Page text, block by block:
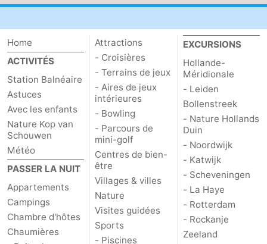
Home
ACTIVITÉS
Station Balnéaire
Astuces
Avec les enfants
Nature Kop van
Schouwen
Météo
PASSER LA NUIT
Appartements
Campings
Chambre d'hôtes
Chaumières
Attractions
- Croisières
- Terrains de jeux
- Aires de jeux
intérieures
- Bowling
- Parcours de
mini-golf
Centres de bien-
être
Villages & villes
Nature
Visites guidées
Sports
- Piscines
EXCURSIONS
Hollande-
Méridionale
- Leiden
Bollenstreek
- Nature Hollands
Duin
- Noordwijk
- Katwijk
- Scheveningen
- La Haye
- Rotterdam
- Rockanje
Zeeland